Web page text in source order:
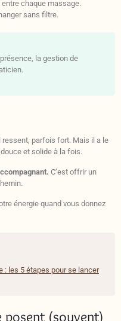
chaque massage.
sans filtre.
la gestion de
ressent, parfois fort. Mais il a le
et solide à la fois.
C’est offrir un
énergie quand vous donnez
: les 5 étapes pour se lancer
posent (souvent)